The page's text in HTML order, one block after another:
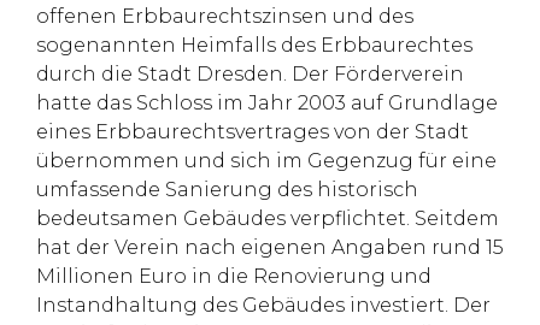
offenen Erbbaurechtszinsen und des
sogenannten Heimfalls des Erbbaurechtes
durch die Stadt Dresden. Der Förderverein
hatte das Schloss im Jahr 2003 auf Grundlage
eines Erbbaurechtsvertrages von der Stadt
übernommen und sich im Gegenzug für eine
umfassende Sanierung des historisch
bedeutsamen Gebäudes verpflichtet. Seitdem
hat der Verein nach eigenen Angaben rund 15
Millionen Euro in die Renovierung und
Instandhaltung des Gebäudes investiert. Der